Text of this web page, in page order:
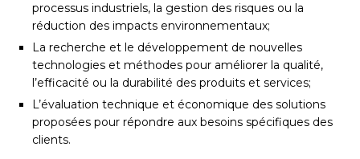
processus industriels, la gestion des risques ou la
réduction des impacts environnementaux;
La recherche et le développement de nouvelles
technologies et méthodes pour améliorer la qualité,
l’efficacité ou la durabilité des produits et services;
L’évaluation technique et économique des solutions
proposées pour répondre aux besoins spécifiques des
clients.